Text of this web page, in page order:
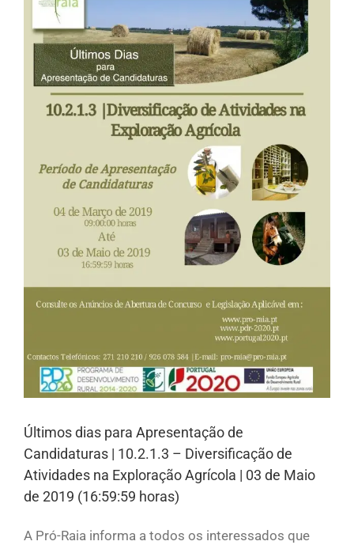
Últimos dias para Apresentação de
Candidaturas | 10.2.1.3 – Diversificação de
Atividades na Exploração Agrícola | 03 de Maio
de 2019 (16:59:59 horas)
A Pró-Raia informa a todos os interessados que